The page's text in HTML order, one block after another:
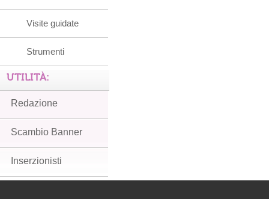
Visite guidate
Strumenti
UTILITÀ:
Redazione
Scambio Banner
Inserzionisti